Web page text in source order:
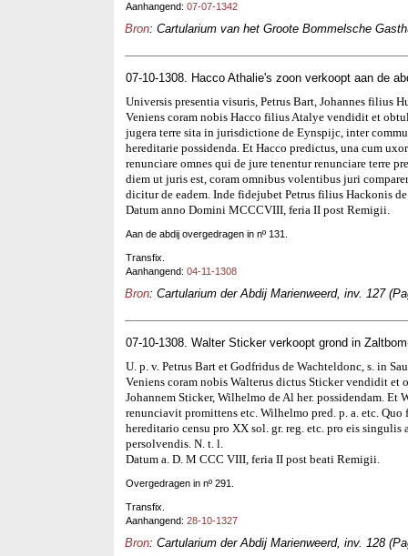
Aanhangend: 07-07-1342
Bron: Cartularium van het Groote Bommelsche
07-10-1308. Hacco Athalie's zoon verkoopt aan de
Universis presentia visuris, Petrus Bart, Johannes filius
Veniens coram nobis Hacco filius Atalye vendidit et
jugera terre sita in jurisdictione de Eynspijc, inter
hereditarie possidenda. Et Hacco predictus, una cum
renunciare omnes qui de jure tenentur renunciare terre
diem ut juris est, coram omnibus volentibus juri
dicitur de eadem. Inde fidejubet Petrus filius Hackonis
Datum anno Domini MCCCVIII, feria II post Remigii.
Aan de abdij overgedragen in nº 131.
Transfix.
Aanhangend: 04-11-1308
Bron: Cartularium der Abdij Marienweerd, inv. 127
07-10-1308. Walter Sticker verkoopt grond in
U. p. v. Petrus Bart et Godfridus de Wachteldonc, s. in
Veniens coram nobis Walterus dictus Sticker vendidit et
Johannem Sticker, Wilhelmo de Al her. possidendam. Et
renunciavit promittens etc. Wilhelmo pred. p. a. etc.
hereditario censu pro XX sol. gr. reg. etc. pro eis
persolvendis. N. t. l.
Datum a. D. M CCC VIII, feria II post beati Remigii.
Overgedragen in nº 291.
Transfix.
Aanhangend: 28-10-1327
Bron: Cartularium der Abdij Marienweerd, inv. 128